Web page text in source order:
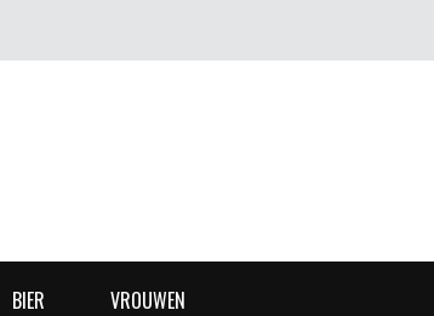
BIER VROUWEN